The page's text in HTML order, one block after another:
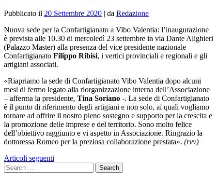
Pubblicato il 20 Settembre 2020 | da Redazione
Nuova sede per la Confartigianato a Vibo Valentia: l’inaugurazione
è prevista alle 10.30 di mercoledì 23 settembre in via Dante Alighieri
(Palazzo Master) alla presenza del vice presidente nazionale
Confartigianato Filippo Ribisi, i vertici provinciali e regionali e gli
artigiani associati.
«Riapriamo la sede di Confartigianato Vibo Valentia dopo alcuni
mesi di fermo legato alla riorganizzazione interna dell’Associazione
– afferma la presidente, Tina Soriano -. La sede di Confartigianato
è il punto di riferimento degli artigiani e non solo, ai quali vogliamo
tornare ad offrire il nostro pieno sostegno e supporto per la crescita e
la promozione delle imprese e del territorio. Sono molto felice
dell’obiettivo raggiunto e vi aspetto in Associazione. Ringrazio la
dottoressa Romeo per la preziosa collaborazione prestata». (rvv)
Navigazione
articoli
Articoli seguenti